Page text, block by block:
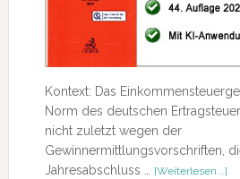
Kontext: Das
Norm des deutschen
nicht zuletzt wegen der
Gewinnermittlungsvorschriften,
Jahresabschluss …
[Weiterlesen...]